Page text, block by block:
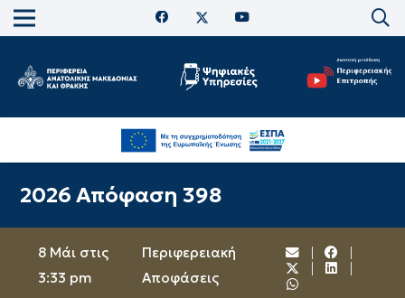
2026 Απόφαση 398
8 Μάι στις
3:33 pm
Περιφερειακή
Αποφάσεις